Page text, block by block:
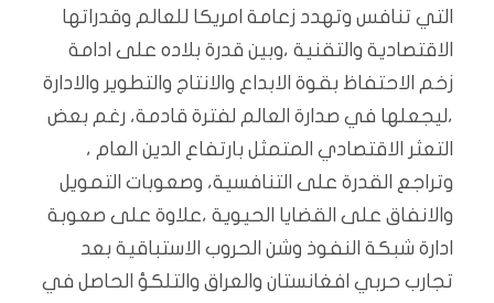
التي تنافس وتهدد زعامة امريكا للعالم وقدراتها
الاقتصادية والتقنية ،وبين قدرة بلاده على ادامة
زخم الاحتفاظ بقوة الابداع والانتاج والتطوير والادارة
،ليجعلها في صدارة العالم لفترة قادمة، رغم بعض
التعثر الاقتصادي المتمثل بارتفاع الدين العام ،
وتراجع القدرة على التنافسية، وصعوبات التمويل
والانفاق على القضايا الحيوية ،علاوة على صعوبة
ادارة شبكة النفوذ وشن الحروب الاستباقية بعد
تجارب حربي افغانستان والعراق والتلكؤ الحاصل في